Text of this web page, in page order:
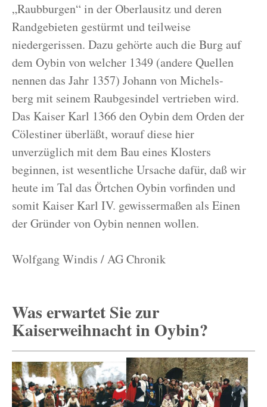
„Raubburgen“ in der Oberlausitz und deren
Randgebieten gestürmt und teilweise
niedergerissen. Dazu gehörte auch die Burg auf
dem Oybin von welcher 1349 (andere Quellen
nennen das Jahr 1357) Johann von Michels-
berg mit seinem Raubgesindel vertrieben wird.
Das Kaiser Karl 1366 den Oybin dem Orden der
Cölestiner überläßt, worauf diese hier
unverzüglich mit dem Bau eines Klosters
beginnen, ist wesentliche Ursache dafür, daß wir
heute im Tal das Örtchen Oybin vorfinden und
somit Kaiser Karl IV. gewissermaßen als Einen
der Gründer von Oybin nennen wollen.
Wolfgang Windis / AG Chronik
Was erwartet Sie zur
Kaiserweihnacht in Oybin?